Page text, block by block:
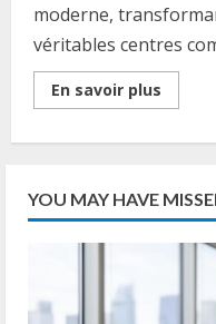
moderne,
véritables centres
En savoir plus
more
qui
YOU MAY HAVE